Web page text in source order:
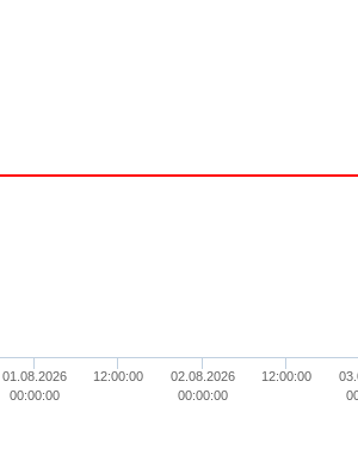
01.08.2026
00:00:00
12:00:00
02.08.2026
00:00:00
12:00:00